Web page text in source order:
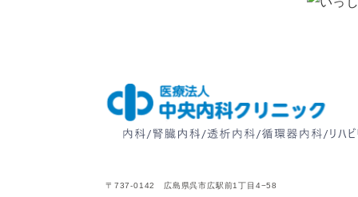
〒737-0142 広島県呉市広駅前1丁目4−58